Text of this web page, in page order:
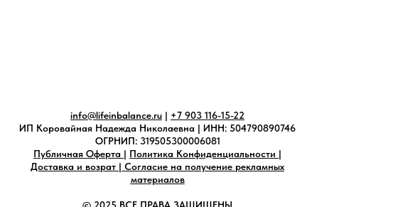
info@lifeinbalance.ru | +7 903 116-15-22
ИП Коровайная Надежда Николаевна | ИНН: 504790890746
ОГРНИП: 319505300006081
Публичная Оферта | Политика Конфиденциальности |
Доставка и возрат | Согласие на получение рекламных
материалов